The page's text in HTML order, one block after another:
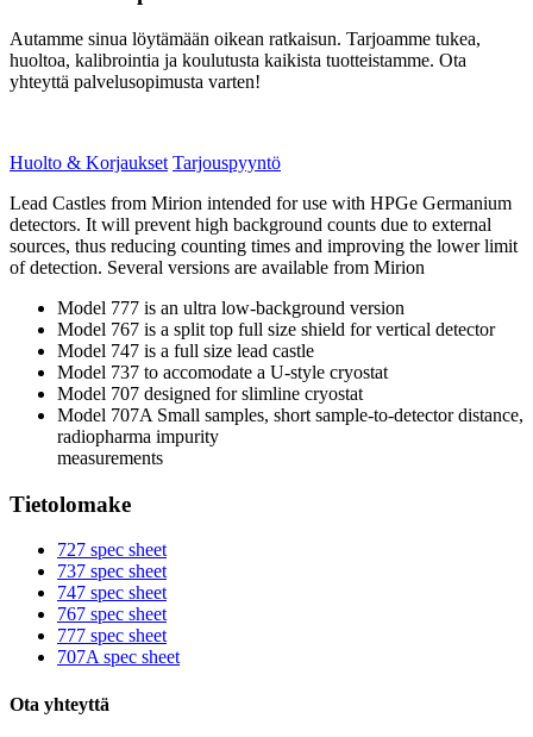
Autamme sinua löytämään oikean ratkaisun. Tarjoamme tukea,
huoltoa, kalibrointia ja koulutusta kaikista tuotteistamme. Ota
yhteyttä palvelusopimusta varten!
Huolto & Korjaukset Tarjouspyyntö
Lead Castles from Mirion intended for use with HPGe Germanium
detectors. It will prevent high background counts due to external
sources, thus reducing counting times and improving the lower limit
of detection. Several versions are available from Mirion
Model 777 is an ultra low-background version
Model 767 is a split top full size shield for vertical detector
Model 747 is a full size lead castle
Model 737 to accomodate a U-style cryostat
Model 707 designed for slimline cryostat
Model 707A Small samples, short sample-to-detector distance,
radiopharma impurity
measurements
Tietolomake
727 spec sheet
737 spec sheet
747 spec sheet
767 spec sheet
777 spec sheet
707A spec sheet
Ota yhteyttä